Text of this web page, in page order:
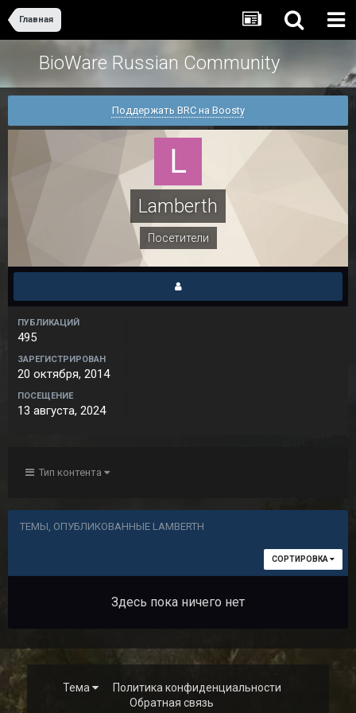
Главная
BioWare Russian Community
Поддержать BRC на Boosty
Lamberth
Посетители
ПУБЛИКАЦИЙ
495
ЗАРЕГИСТРИРОВАН
20 октября, 2014
ПОСЕЩЕНИЕ
13 августа, 2024
Тип контента
ТЕМЫ, ОПУБЛИКОВАННЫЕ LAMBERTH
СОРТИРОВКА
Здесь пока ничего нет
Тема
Политика конфиденциальности
Обратная связь